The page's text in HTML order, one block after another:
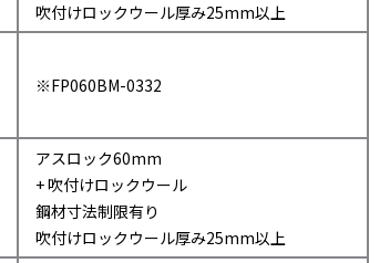
吹付けロックウール厚み25mm以上
※FP060BM-0332
アスロック60mm
+ 吹付けロックウール
鋼材寸法制限有り
吹付けロックウール厚み25mm以上